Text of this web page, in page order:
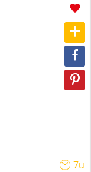
7u